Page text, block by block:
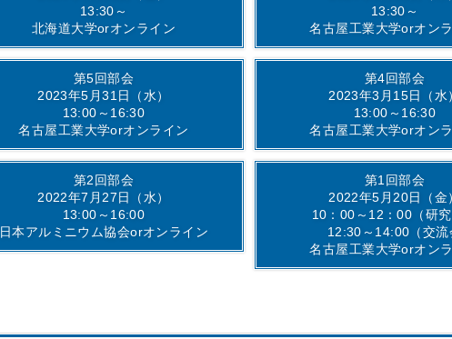
13:30～
北海道大学orオンライン
13:30～
名古屋工業大学orオン
第5回部会
2023年5月31日（水）
13:00～16:30
名古屋工業大学orオンライン
第4回部会
2023年3月15日（水
13:00～16:30
名古屋工業大学orオン
第2回部会
2022年7月27日（水）
13:00～16:00
日本アルミニウム協会orオンライン
第1回部会
2022年5月20日（金
10：00～12：00（研究
12:30～14:00（交流
名古屋工業大学orオン